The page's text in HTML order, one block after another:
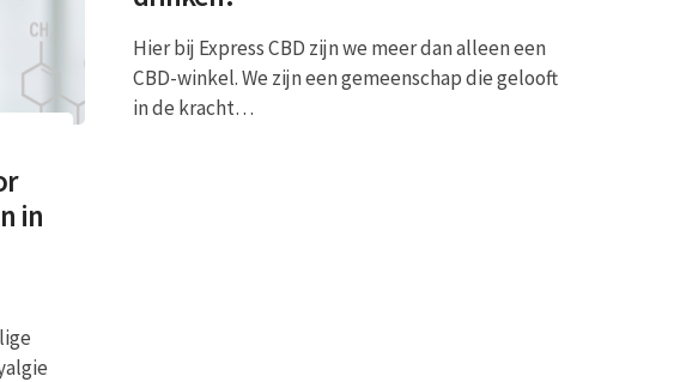
in
Hier bij Express CBD zijn we meer dan alleen een
CBD-winkel. We zijn een gemeenschap die gelooft
in de kracht…